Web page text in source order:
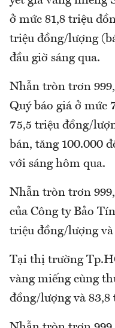
ở mức 81,8 triệu
triệu đồng/lượng
đầu giờ sáng qua.
Nhẫn tròn trơn
Quý báo giá ở mức
75,5 triệu đồng/
bán, tăng 100.000
với sáng hôm qua.
Nhẫn tròn trơn
của Công ty Bảo
triệu đồng/lượng
Tại thị trường
vàng miếng cùng
đồng/lượng và